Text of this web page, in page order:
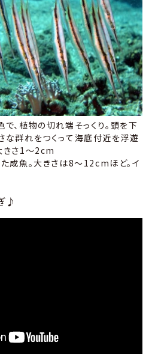
、植物の切れ端そっくり。頭を下
な群れをつくって海底付近を浮遊
きさ1～2cm
成魚。大きさは8～12cmほど。イ
♪